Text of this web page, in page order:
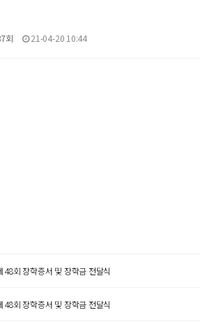
회 21-04-20 10:44
48회 장학증서 및 장학금 전달식
48회 장학증서 및 장학금 전달식